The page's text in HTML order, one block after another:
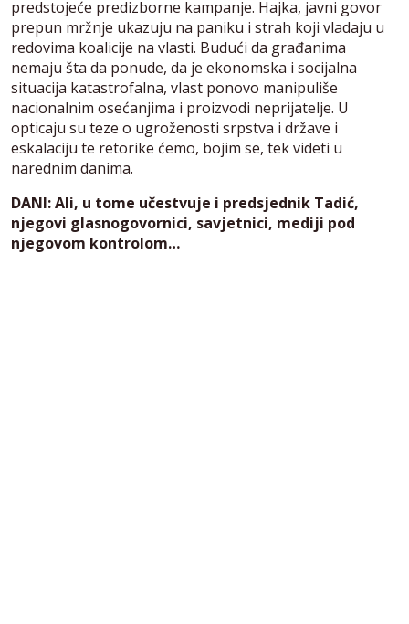
predstojeće predizborne kampanje. Hajka, javni govor
prepun mržnje ukazuju na paniku i strah koji vladaju u
redovima koalicije na vlasti. Budući da građanima
nemaju šta da ponude, da je ekonomska i socijalna
situacija katastrofalna, vlast ponovo manipuliše
nacionalnim osećanjima i proizvodi neprijatelje. U
opticaju su teze o ugroženosti srpstva i države i
eskalaciju te retorike ćemo, bojim se, tek videti u
narednim danima.
DANI: Ali, u tome učestvuje i predsjednik Tadić,
njegovi glasnogovornici, savjetnici, mediji pod
njegovom kontrolom…